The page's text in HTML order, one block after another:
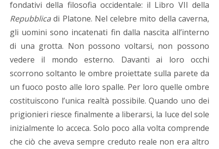
fondativi della filosofia occidentale: il Libro VII della
Repubblica di Platone. Nel celebre mito della caverna,
gli uomini sono incatenati fin dalla nascita all’interno
di una grotta. Non possono voltarsi, non possono
vedere il mondo esterno. Davanti ai loro occhi
scorrono soltanto le ombre proiettate sulla parete da
un fuoco posto alle loro spalle. Per loro quelle ombre
costituiscono l’unica realtà possibile. Quando uno dei
prigionieri riesce finalmente a liberarsi, la luce del sole
inizialmente lo acceca. Solo poco alla volta comprende
che ciò che aveva sempre creduto reale non era altro